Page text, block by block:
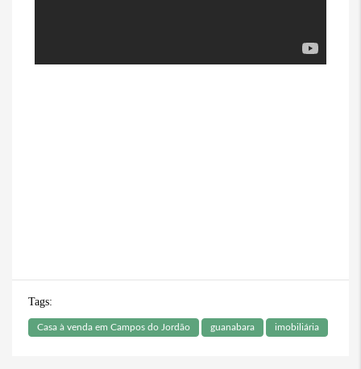
Tags:
Casa à venda em Campos do Jordão guanabara imobiliária